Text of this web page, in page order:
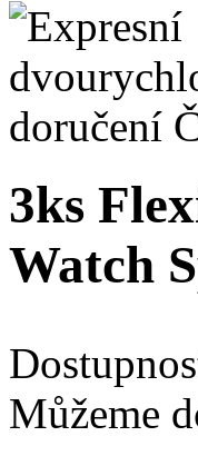
3ks
Watch
Můžeme